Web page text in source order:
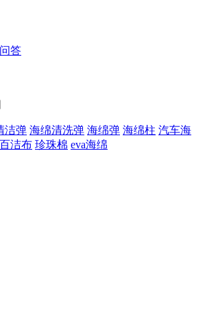
答
洁弹 海绵清洗弹 海绵弹 海绵柱 汽车海
百洁布 珍珠棉 eva海绵